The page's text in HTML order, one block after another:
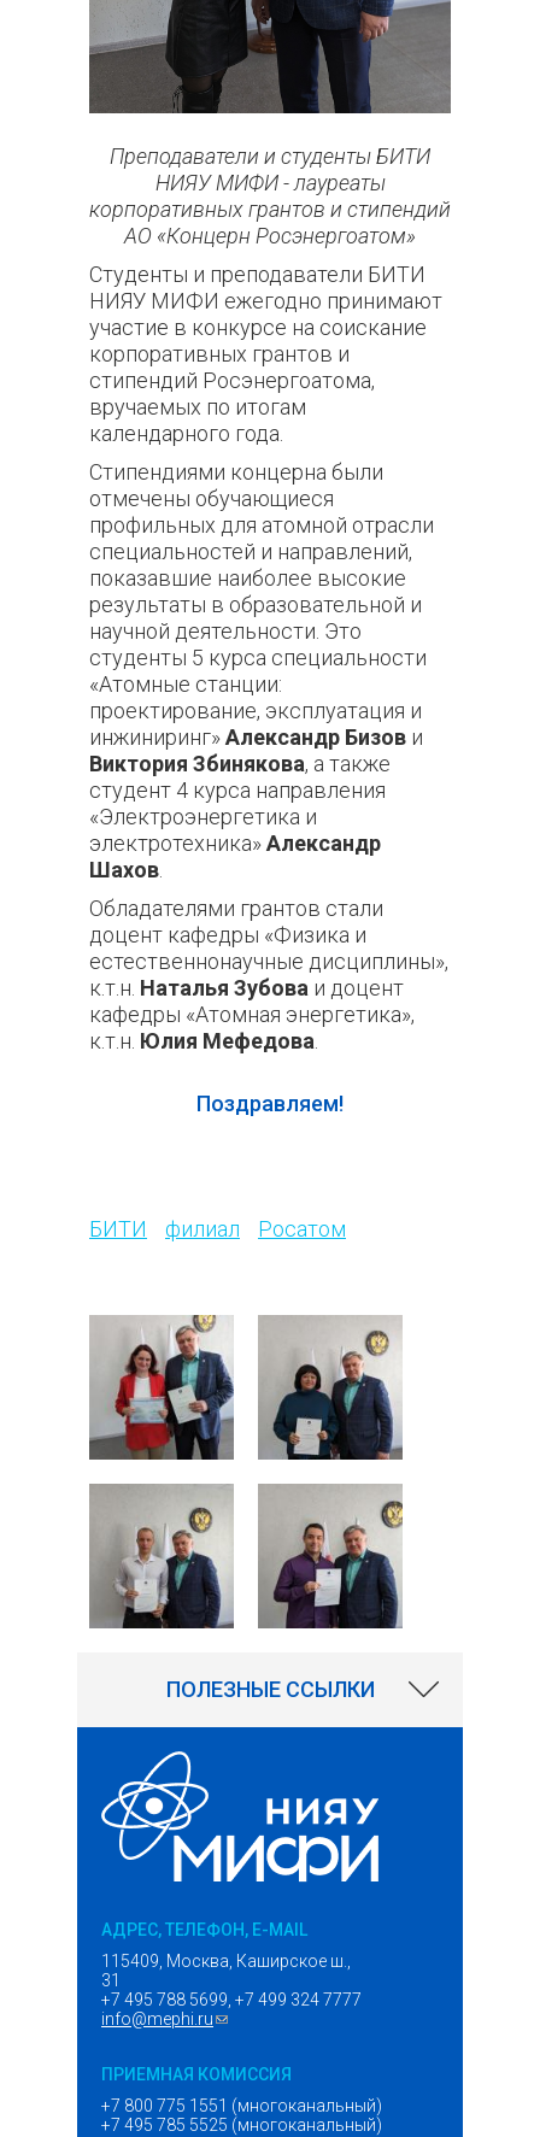
Преподаватели и студенты БИТИ
НИЯУ МИФИ - лауреаты
корпоративных грантов и стипендий
АО «Концерн Росэнергоатом»
Студенты и преподаватели БИТИ
НИЯУ МИФИ ежегодно принимают
участие в конкурсе на соискание
корпоративных грантов и
стипендий Росэнергоатома,
вручаемых по итогам
календарного года.
Стипендиями концерна были
отмечены обучающиеся
профильных для атомной отрасли
специальностей и направлений,
показавшие наиболее высокие
результаты в образовательной и
научной деятельности. Это
студенты 5 курса специальности
«Атомные станции:
проектирование, эксплуатация и
инжиниринг»Александр Бизов и
Виктория Збинякова, а также
студент 4 курса направления
«Электроэнергетика и
электротехника»Александр
Шахов.
Обладателями грантов стали
доцент кафедры «Физика и
естественнонаучные дисциплины»,
к.т.н. Наталья Зубова и доцент
кафедры «Атомная энергетика»,
к.т.н. Юлия Мефедова.
Поздравляем!
БИТИ филиал Росатом
ПОЛЕЗНЫЕ ССЫЛКИ
АДРЕС, ТЕЛЕФОН, E-MAIL
115409, Москва, Каширское ш.,
31
+7 495 788 5699, +7 499 324 7777
info@mephi.ru(ссылка для отправки email)
ПРИЕМНАЯ КОМИССИЯ
+7 800 775 1551 (многоканальный)
+7 495 785 5525 (многоканальный)